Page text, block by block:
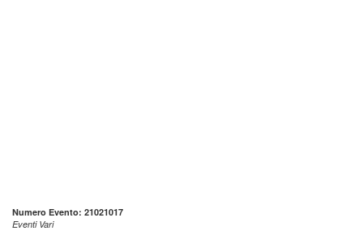
Numero Evento: 21021017
Eventi Vari